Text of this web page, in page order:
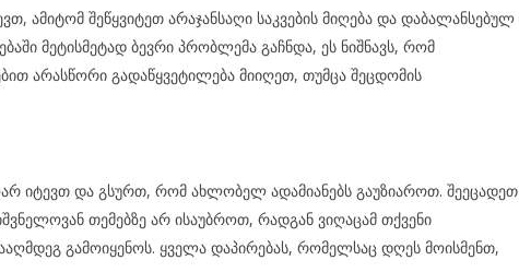
ამიტომ შეწყვიტეთ არაჯანსაღი საკვების მიღება და დაბალანსებულ
მეტისმეტად ბევრი პრობლემა გაჩნდა, ეს ნიშნავს, რომ
არასწორი გადაწყვეტილება მიიღეთ, თუმცა შეცდომის
იტევთ და გსურთ, რომ ახლობელ ადამიანებს გაუზიაროთ. შეეცადეთ
თემებზე არ ისაუბროთ, რადგან ვიღაცამ თქვენი
გამოიყენოს. ყველა დაპირებას, რომელსაც დღეს მოისმენთ,